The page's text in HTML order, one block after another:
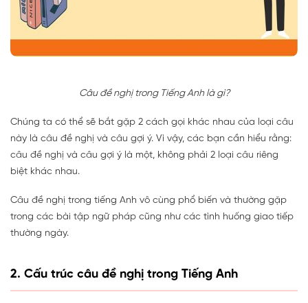
Câu đề nghị trong Tiếng Anh là gì?
Chúng ta có thể sẽ bắt gặp 2 cách gọi khác nhau của loại câu
này là câu đề nghị và câu gợi ý. Vì vậy, các bạn cần hiểu rằng:
câu đề nghị và câu gợi ý là một, không phải 2 loại câu riêng
biệt khác nhau.
Câu đề nghị trong tiếng Anh vô cùng phổ biến và thường gặp
trong các bài tập ngữ pháp cũng như các tình huống giao tiếp
thường ngày.
2. Cấu trúc câu đề nghị trong Tiếng Anh